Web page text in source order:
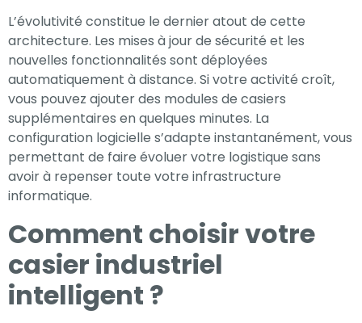
L’évolutivité constitue le dernier atout de cette
architecture. Les mises à jour de sécurité et les
nouvelles fonctionnalités sont déployées
automatiquement à distance. Si votre activité croît,
vous pouvez ajouter des modules de casiers
supplémentaires en quelques minutes. La
configuration logicielle s’adapte instantanément, vous
permettant de faire évoluer votre logistique sans
avoir à repenser toute votre infrastructure
informatique.
Comment choisir votre
casier industriel
intelligent ?